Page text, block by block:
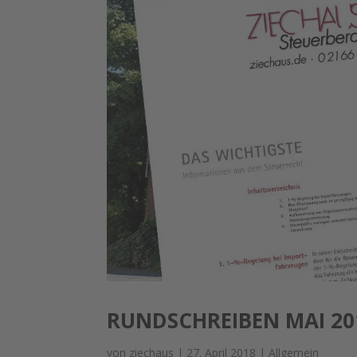
RUNDSCHREIBEN MAI
von ziechaus | 27. April 2018 |Allgemein